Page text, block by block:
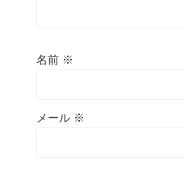
名前 ※
メール ※